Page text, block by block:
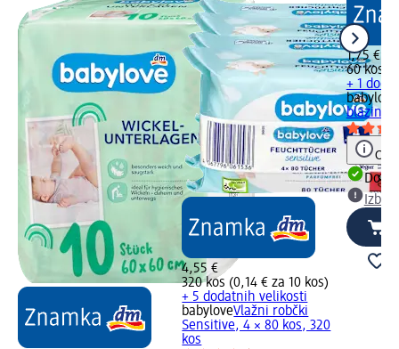
4,55 €
320 kos (0,14 € za 10 kos)
+ 5 dodatnih velikosti
babyloveVlažni robčki
Sensitive, 4 × 80 kos, 320
kos
1,75 €
60 kos
+ 1
babylove